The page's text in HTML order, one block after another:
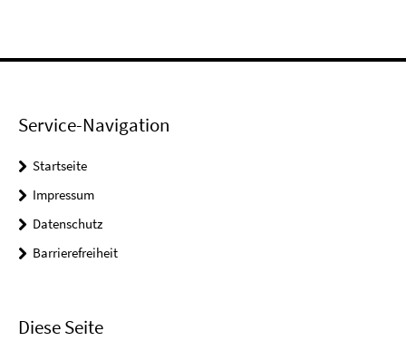
Service-Navigation
Startseite
Impressum
Datenschutz
Barrierefreiheit
Diese Seite